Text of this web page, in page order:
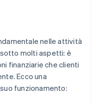
nelle attività
molti aspetti: è
finanziarie che clienti
Ecco una
funzionamento: